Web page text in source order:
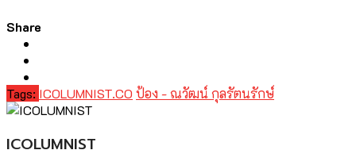
Share
Tags: ICOLUMNIST.CO ป้อง - ณวัฒน์ กุลรัตนรักษ์
ICOLUMNIST